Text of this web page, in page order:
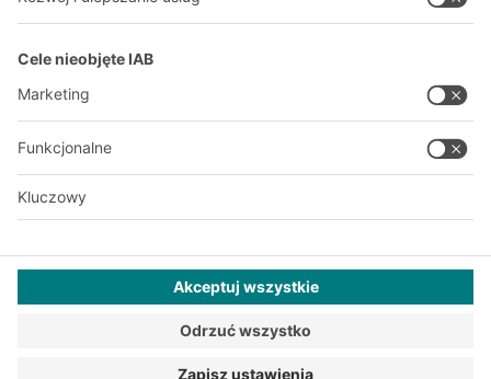
+48 22 666 22 20
© 2026 BITO-Lagertechnik Bittmann GmbH
Ta oferta jest przeznaczona dla przemysłu, rzemiosła, handlu i
zawodów do użytku w niezależnej, profesjonalnej lub
komercyjnej działalności.
Ogólne Warunki Handlowe BITO Polska Sp. z o.o.